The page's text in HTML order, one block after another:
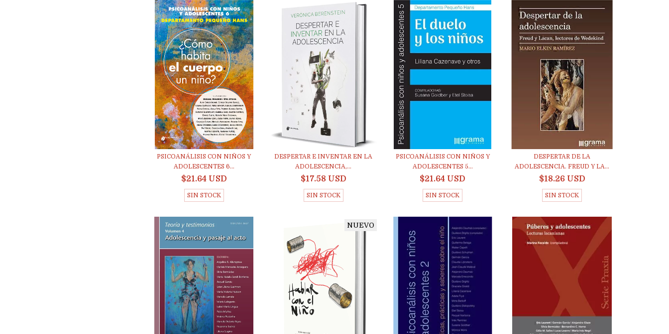
PSICOANÁLISIS CON NIÑOS Y
ADOLESCENTES 6...
$21.64 USD
SIN STOCK
DESPERTAR E INVENTAR EN LA
ADOLESCENCIA,...
$17.58 USD
SIN STOCK
PSICOANÁLISIS CON NIÑOS Y
ADOLESCENTES 5...
$21.64 USD
SIN STOCK
DESPERTAR DE LA
ADOLESCENCIA. FREUD Y LA...
$18.26 USD
SIN STOCK
NUEVO